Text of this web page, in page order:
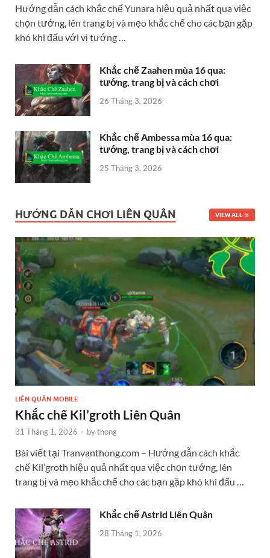
Hướng dẫn cách khắc chế Yunara hiệu quả nhất qua việc
chọn tướng, lên trang bị và mẹo khắc chế cho các bạn gặp
khó khi đấu với vị tướng …
Khắc chế Zaahen mùa 16 qua:
tướng, trang bị và cách chơi
26 Tháng 3, 2026
Khắc chế Ambessa mùa 16 qua:
tướng, trang bị và cách chơi
25 Tháng 3, 2026
HƯỚNG DẪN CHƠI LIÊN QUÂN VIEW ALL
LIÊN QUÂN MOBILE
Khắc chế Kil’groth Liên Quân
31 Tháng 1, 2026 - bythong
Bài viết tại Tranvanthong.com – Hướng dẫn cách khắc
chế Kil’groth hiệu quả nhất qua việc chọn tướng, lên
trang bị và mẹo khắc chế cho các bạn gặp khó khi đấu …
Khắc chế Astrid Liên Quân
28 Tháng 1, 2026